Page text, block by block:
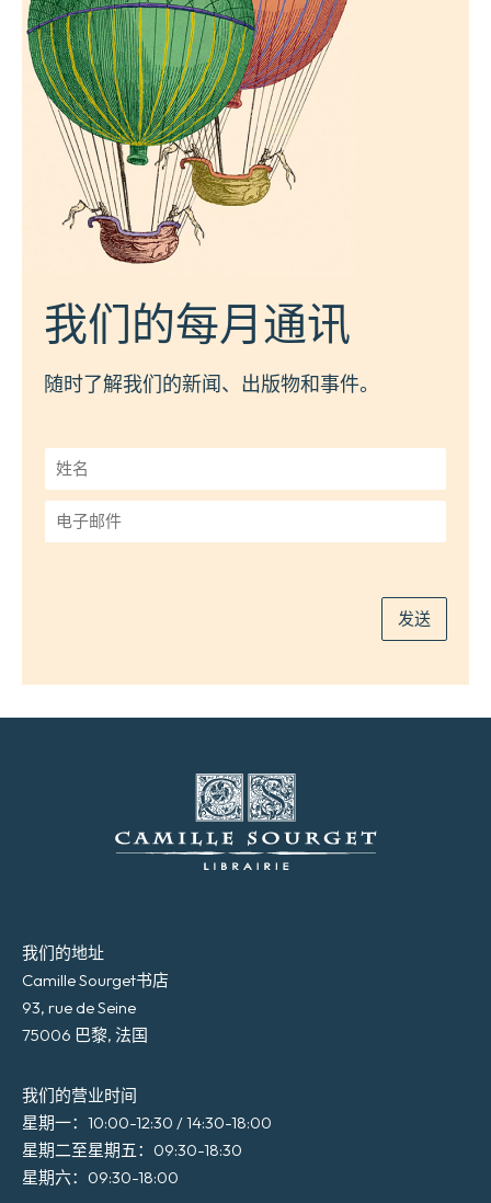
我们的每月通讯
随时了解我们的新闻、出版物和事件。
姓
名
*
子
发送
我们的地址
Camille Sourget书店
93, rue de Seine
75006 巴黎, 法国
我们的营业时间
星期一：10:00-12:30 / 14:30-18:00
星期二至星期五：09:30-18:30
星期六：09:30-18:00